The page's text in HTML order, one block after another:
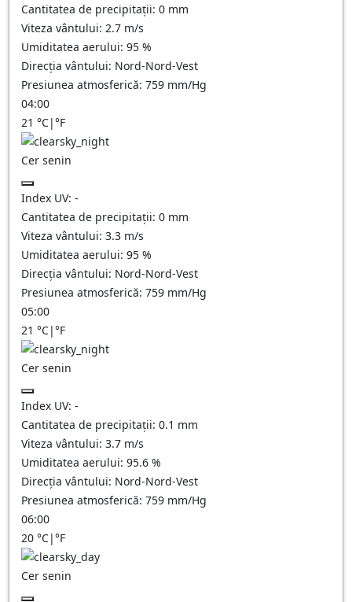
Cantitatea de precipitații: 0 mm
Viteza vântului: 2.7 m/s
Umiditatea aerului: 95 %
Direcția vântului: Nord-Nord-Vest
Presiunea atmosferică: 759 mm/Hg
04:00
21 °C|°F
Cer senin
Index UV: -
Cantitatea de precipitații: 0 mm
Viteza vântului: 3.3 m/s
Umiditatea aerului: 95 %
Direcția vântului: Nord-Nord-Vest
Presiunea atmosferică: 759 mm/Hg
05:00
21 °C|°F
Cer senin
Index UV: -
Cantitatea de precipitații: 0.1 mm
Viteza vântului: 3.7 m/s
Umiditatea aerului: 95.6 %
Direcția vântului: Nord-Nord-Vest
Presiunea atmosferică: 759 mm/Hg
06:00
20 °C|°F
Cer senin